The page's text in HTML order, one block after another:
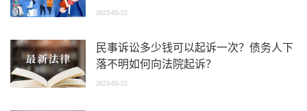
2023-05-22
民事诉讼多少钱可以起诉一次？债务人下
落不明如何向法院起诉？
2023-05-22